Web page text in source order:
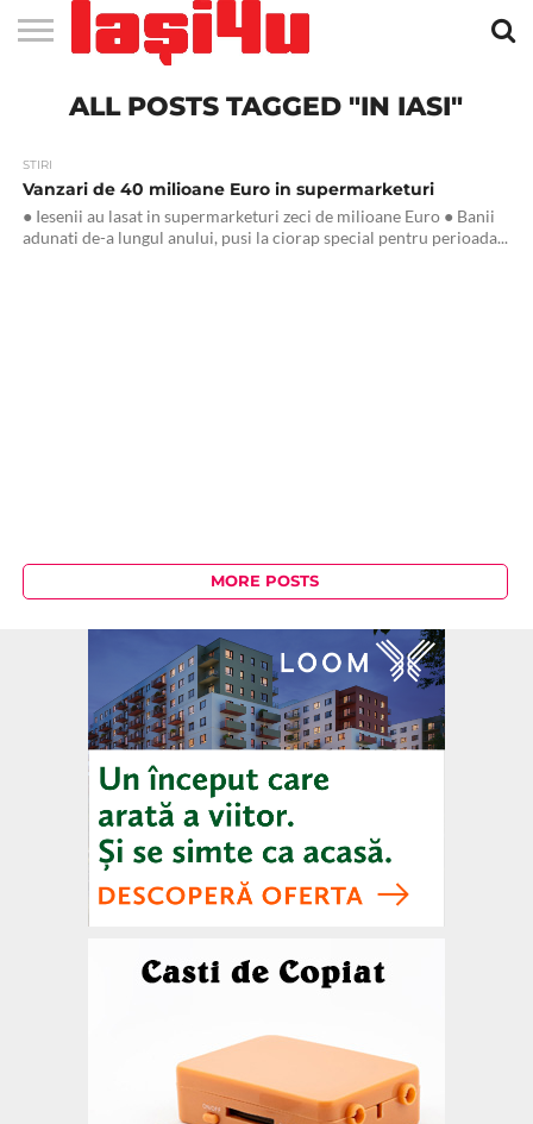
STIRI
APARTAMENTE
NOI IASI
STIRI
IASI
JOBS
FILME
CLUBURI /
DISCOTECI
BARURI /
CAFENELE
SALI DE
FORTA
SALOANE DE
INFRUMUSETARE
AGENTII
DE
RESTAURANTE
IN IASI
PIZZA
PISCINA
IN IASI
FLORARII
RADIO
LIVE
SPALATORII
AUTO
TRACTARI
AUTO
TAXI
CINEMA
TEATRU
HOTELURI
TEREN
SPORTIV
TEREN
TENIS
FARMACII
NON
COFFEE-
TO-GO
FIRME DE
PUBLICITATE
RENT
ALL POSTS TAGGED "IN IASI"
STIRI
Vanzari de 40 milioane Euro in supermarketuri
● Iesenii au lasat in supermarketuri zeci de milioane Euro ● Banii
adunati de-a lungul anului, pusi la ciorap special pentru perioada...
MORE POSTS